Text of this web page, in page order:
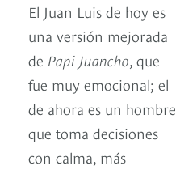
El Juan Luis de hoy es
una versión mejorada
de Papi Juancho, que
fue muy emocional; el
de ahora es un hombre
que toma decisiones
con calma, más